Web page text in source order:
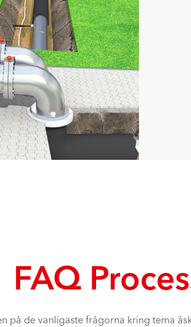
FAQ
på de vanligaste frågorna kring tema